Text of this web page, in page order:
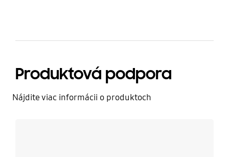
Produktová podpora
Nájdite viac informácii o produktoch